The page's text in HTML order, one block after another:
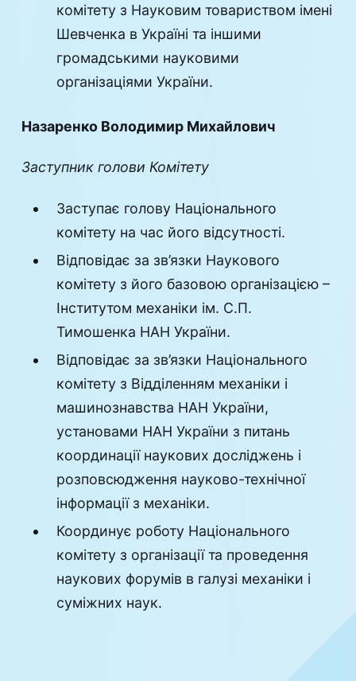
комітету з Науковим товариством імені
Шевченка в Україні та іншими
громадськими науковими
організаціями України.
Назаренко Володимир Михайлович
Заступник голови Комітету
Заступає голову Національного
комітету на час його відсутності.
Відповідає за зв’язки Наукового
комітету з його базовою організацією –
Інститутом механіки ім. С.П.
Тимошенка НАН України.
Відповідає за зв’язки Національного
комітету з Відділенням механіки і
машинознавства НАН України,
установами НАН України з питань
координації наукових досліджень і
розповсюдження науково-технічної
інформації з механіки.
Координує роботу Національного
комітету з організації та проведення
наукових форумів в галузі механіки і
суміжних наук.